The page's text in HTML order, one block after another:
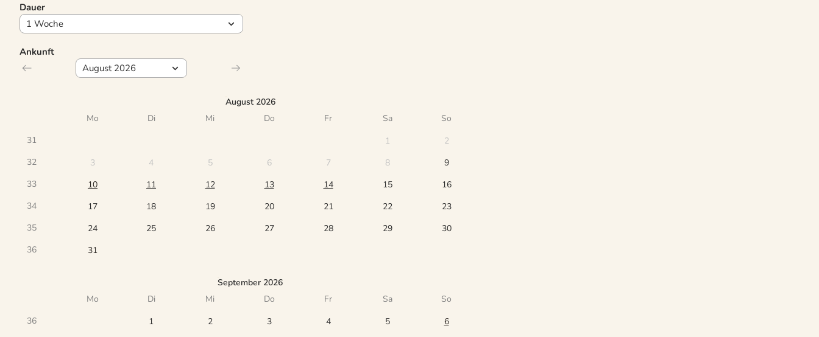
Ankunft
August 2026
Mo
Di Mi Do Fr Sa
So
31
1
2
32
3 4 5 6 7 8
9
33
10 11 12 13 14 15
16
34
17 18 19 20 21 22
23
35
24 25 26 27 28 29
30
36
31
September 2026
Mo
Di Mi Do Fr Sa
So
36
1 2 3 4 5
6
Dauer